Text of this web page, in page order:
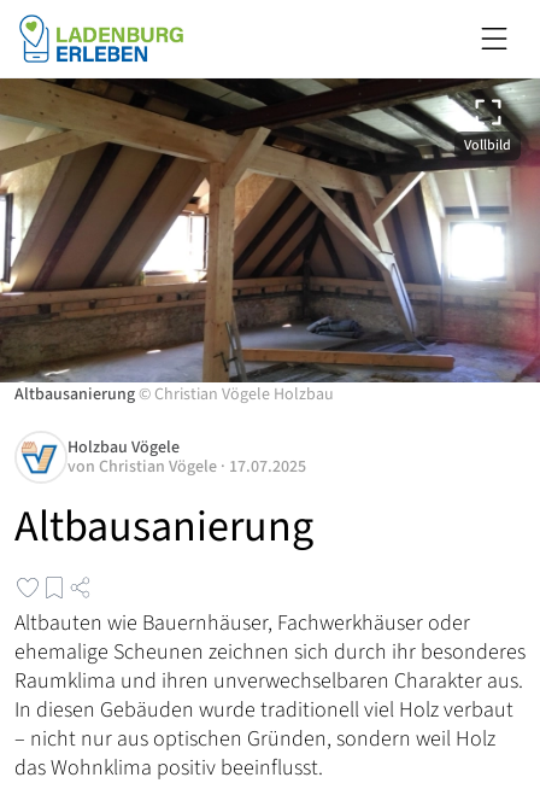
Vollbild
Altbausanierung©Christian Vögele Holzbau
Altbausanierung
Holzbau Vögele
von Christian Vögele · 17.07.2025
Altbauten wie Bauernhäuser, Fachwerkhäuser oder
ehemalige Scheunen zeichnen sich durch ihr besonderes
Raumklima und ihren unverwechselbaren Charakter aus.
In diesen Gebäuden wurde traditionell viel Holz verbaut
– nicht nur aus optischen Gründen, sondern weil Holz
das Wohnklima positiv beeinflusst.